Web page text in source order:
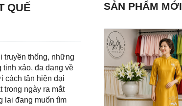
QUẾ
truyền thống, những
tinh xảo, đa dạng về
cách tân hiện đại
trong ngày ra mắt
lai đang muốn tìm
SẢN PHẨM MỚI